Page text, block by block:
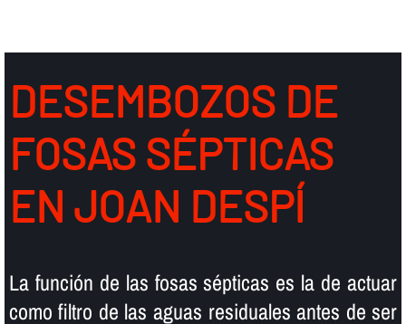
DESEMBOZOS DE
FOSAS SÉPTICAS
EN JOAN DESPÍ
La función de las fosas sépticas es la de actuar
como filtro de las aguas residuales antes de ser